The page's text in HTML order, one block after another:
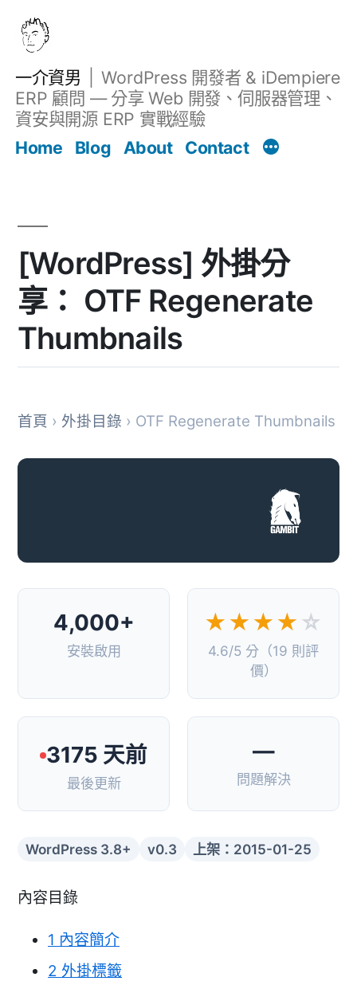
一介資男
WordPress 開發者 & iDempiere
ERP 顧問 — 分享 Web 開發、伺服器管理、
資安與開源 ERP 實戰經驗
Home
Blog About Contact
[WordPress] 外掛分
享： OTF Regenerate
Thumbnails
首頁 › 外掛目錄 › OTF Regenerate Thumbnails
4,000+
安裝啟用
★★★★ ☆
4.6/5 分（19 則評
價）
3175 天前
最後更新
—
問題解決
WordPress 3.8+ v0.3 上架：2015-01-25
內容目錄
1 內容簡介
2 外掛標籤
文章